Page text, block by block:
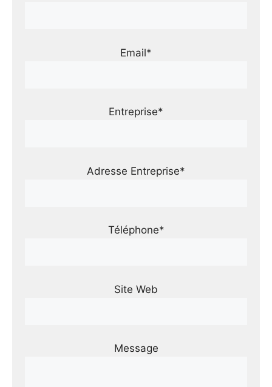
Email*
Entreprise*
Adresse Entreprise*
Téléphone*
Site Web
Message